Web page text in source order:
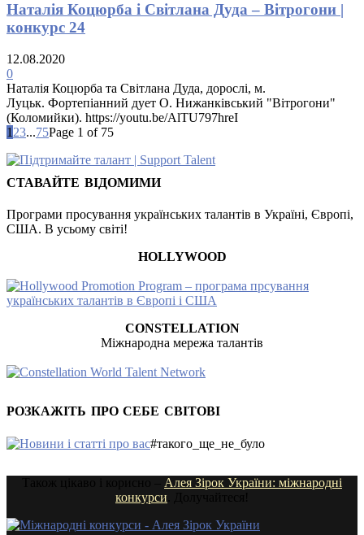
Наталія Коцюрба і Світлана Дуда – Вітрогони |
конкурс 24
12.08.2020
0
Наталія Коцюрба та Світлана Дуда, дорослі, м.
Луцьк. Фортепіанний дует О. Нижанківський "Вітрогони"
(Коломийки). https://youtu.be/AlTU797hreI
1 23...75Page 1 of 75
СТАВАЙТЕ ВІДОМИМИ
Програми просування українських талантів в Україні, Європі,
США. В усьому світі!
HOLLYWOOD
CONSTELLATION
Міжнародна мережа талантів
РОЗКАЖІТЬ ПРО СЕБЕ СВІТОВІ
#такого_ще_не_було
Алея Зірок України: міжнародні
конкурси